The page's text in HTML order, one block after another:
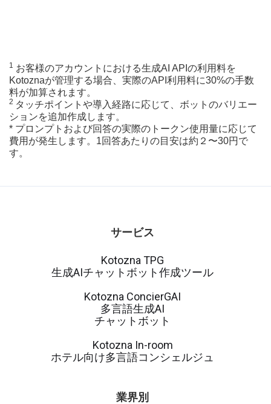
1 お客様のアカウントにおける生成AI APIの利用料を
Kotoznaが管理する場合、実際のAPI利用料に30%の手数
料が加算されます。
2 タッチポイントや導入経路に応じて、ボットのバリエー
ションを追加作成します。
* プロンプトおよび回答の実際のトークン使用量に応じて
費用が発生します。1回答あたりの目安は約２〜30円で
す。
サービス
Kotozna TPG
生成AIチャットボット作成ツール
Kotozna ConcierGAI
多言語生成AI
チャットボット
Kotozna In-room
ホテル向け多言語コンシェルジュ
業界別